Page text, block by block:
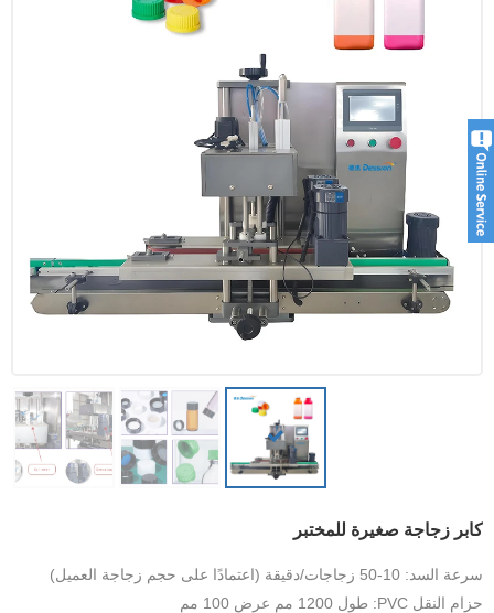
كابر زجاجة صغيرة للمختبر
سرعة السد: 10-50 زجاجات/دقيقة (اعتمادًا على حجم زجاجة العميل)
حزام النقل PVC: طول 1200 مم عرض 100 مم